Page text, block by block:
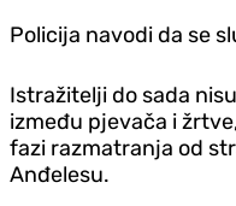
Policija navodi da se
Istražitelji do sada
između pjevača i
fazi razmatranja od
Anđelesu.